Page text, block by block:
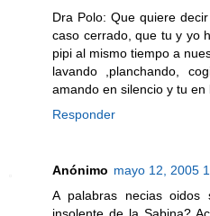
Dra Polo: Que quiere
caso cerrado, que tu y yo
pipi al mismo tiempo a
lavando ,planchando,
amando en silencio y tu en
Responder
Anónimo mayo 12, 2005
A palabras necias oidos
insolente de la Sabina?